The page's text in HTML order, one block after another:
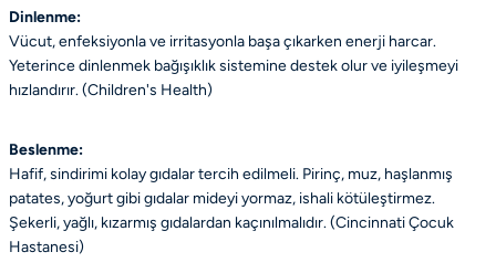
Dinlenme:
Vücut, enfeksiyonla ve irritasyonla başa çıkarken enerji harcar.
Yeterince dinlenmek bağışıklık sistemine destek olur ve iyileşmeyi
hızlandırır. (Children's Health)
Beslenme:
Hafif, sindirimi kolay gıdalar tercih edilmeli. Pirinç, muz, haşlanmış
patates, yoğurt gibi gıdalar mideyi yormaz, ishali kötüleştirmez.
Şekerli, yağlı, kızarmış gıdalardan kaçınılmalıdır. (Cincinnati Çocuk
Hastanesi)